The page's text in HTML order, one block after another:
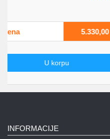
Web cena
INFORMACIJE